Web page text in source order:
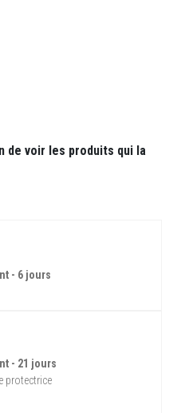
de voir les produits qui la
- 6 jours
- 21 jours
protectrice